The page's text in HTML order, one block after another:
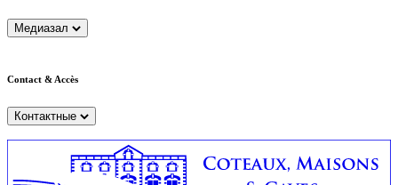
Медиазал
Contact & Accès
Контактные